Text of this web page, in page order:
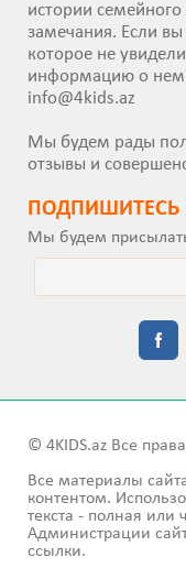
истории
замечания. Если вы
которое не
информацию о нем
info@4kids.az
Мы будем рады
отзывы и
ПОДПИШИТEСЬ
Мы будем
© 4KIDS.az Все
Все материалы
контентом.
текста - полная или
Администрации
ссылки.